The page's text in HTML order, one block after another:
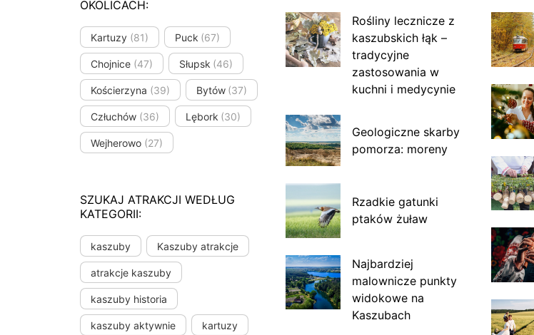
OKOLICACH:
Kartuzy (81) Puck (67)
Chojnice (47) Słupsk (46)
Kościerzyna (39) Bytów (37)
Człuchów (36) Lębork (30)
Wejherowo (27)
SZUKAJ ATRAKCJI WEDŁUG
KATEGORII:
kaszuby Kaszuby atrakcje
atrakcje kaszuby
kaszuby historia
kaszuby aktywnie kartuzy
Rośliny lecznicze z
kaszubskich łąk –
tradycyjne
zastosowania w
kuchni i medycynie
Geologiczne skarby
pomorza: moreny
Rzadkie gatunki
ptaków żuław
Najbardziej
malownicze punkty
widokowe na
Kaszubach